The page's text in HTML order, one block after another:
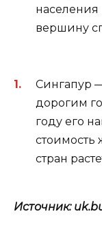
населения
вершину
Сингапур
дорогим
году его
стоимость
стран
Источник: